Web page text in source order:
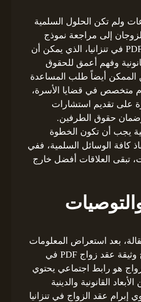
ولم تكن الحلول السلمية
إلى مراجعة نموذج
وثيقة عقد زواج PDF في تنزانيا، الذي يمكن أن
وفهم أعمق للحقوق
الممكن أيضاً طلب المساعدة
متخصص في قضايا الأسرة،
على تقديم استشارات
حقوق الطرفين.
يجب أن تكون الخطوة
كافة الوسائل السلمية، ففي
تبقى العلاقات أفضل خارج
بعد استعراض المعلومات
المتعلقة بـ نموذج وثيقة عقد زواج PDF في
هو رابط اجتماعي يحتوي
القانونية والدينية
إبرام عقد الزواج في تنزانيا